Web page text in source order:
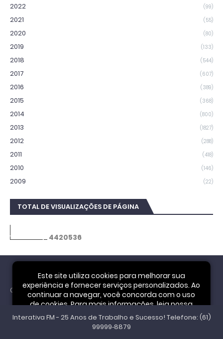
2022 (99)
2021 (55)
2020 (80)
2019 (133)
2018 (544)
2017 (607)
2016 (389)
2015 (368)
2014 (800)
2013 (1827)
2012 (288)
2011 (418)
2010 (146)
2009 (22)
TOTAL DE VISUALIZAÇÕES DE PÁGINA
4420536
Cookie Notice
Este site utiliza cookies para melhorar sua
experiência e fornecer serviços personalizados. Ao
continuar a navegar, você concorda com o uso
de cookies. Para mais informações, leia nossa
Política de Privacidade.
Interativa FM - 25 Anos de Trabalho e Sucesso! Telefone: (61)
99999‑8879